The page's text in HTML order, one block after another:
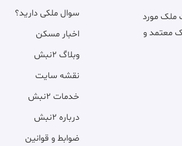
ملک مورد
معتمد و
سوال ملکی دارید؟
اخبار مسکن
وبلاگ ۲نبش
نقشه سایت
خدمات ۲نبش
درباره ۲نبش
ضوابط و قوانین